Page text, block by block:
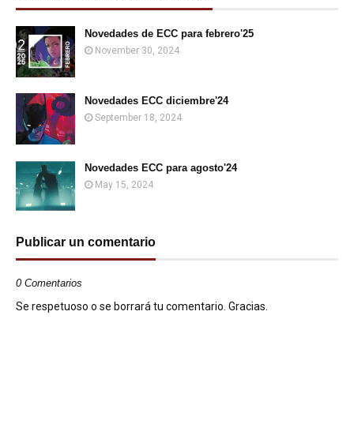
Novedades de ECC para febrero'25
November 30, 2024
Novedades ECC diciembre'24
September 18, 2024
Novedades ECC para agosto'24
May 15, 2024
Publicar un comentario
0 Comentarios
Se respetuoso o se borrará tu comentario. Gracias.